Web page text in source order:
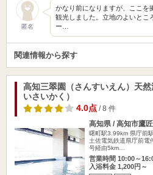
匿名
かなり前になりますが、ここを
観光しました。立地のよいとこ
ー…
関連情報から探す
高知三翠園（さんすいえん）天
いさいかく）
4.0点/ 8 件
高知県 / 高知市鷹
曙町駅3.99km 県庁前
土佐電気鉄道県庁前電
号経由5km…
営業時間 10:00～
入浴料金 1,200円～